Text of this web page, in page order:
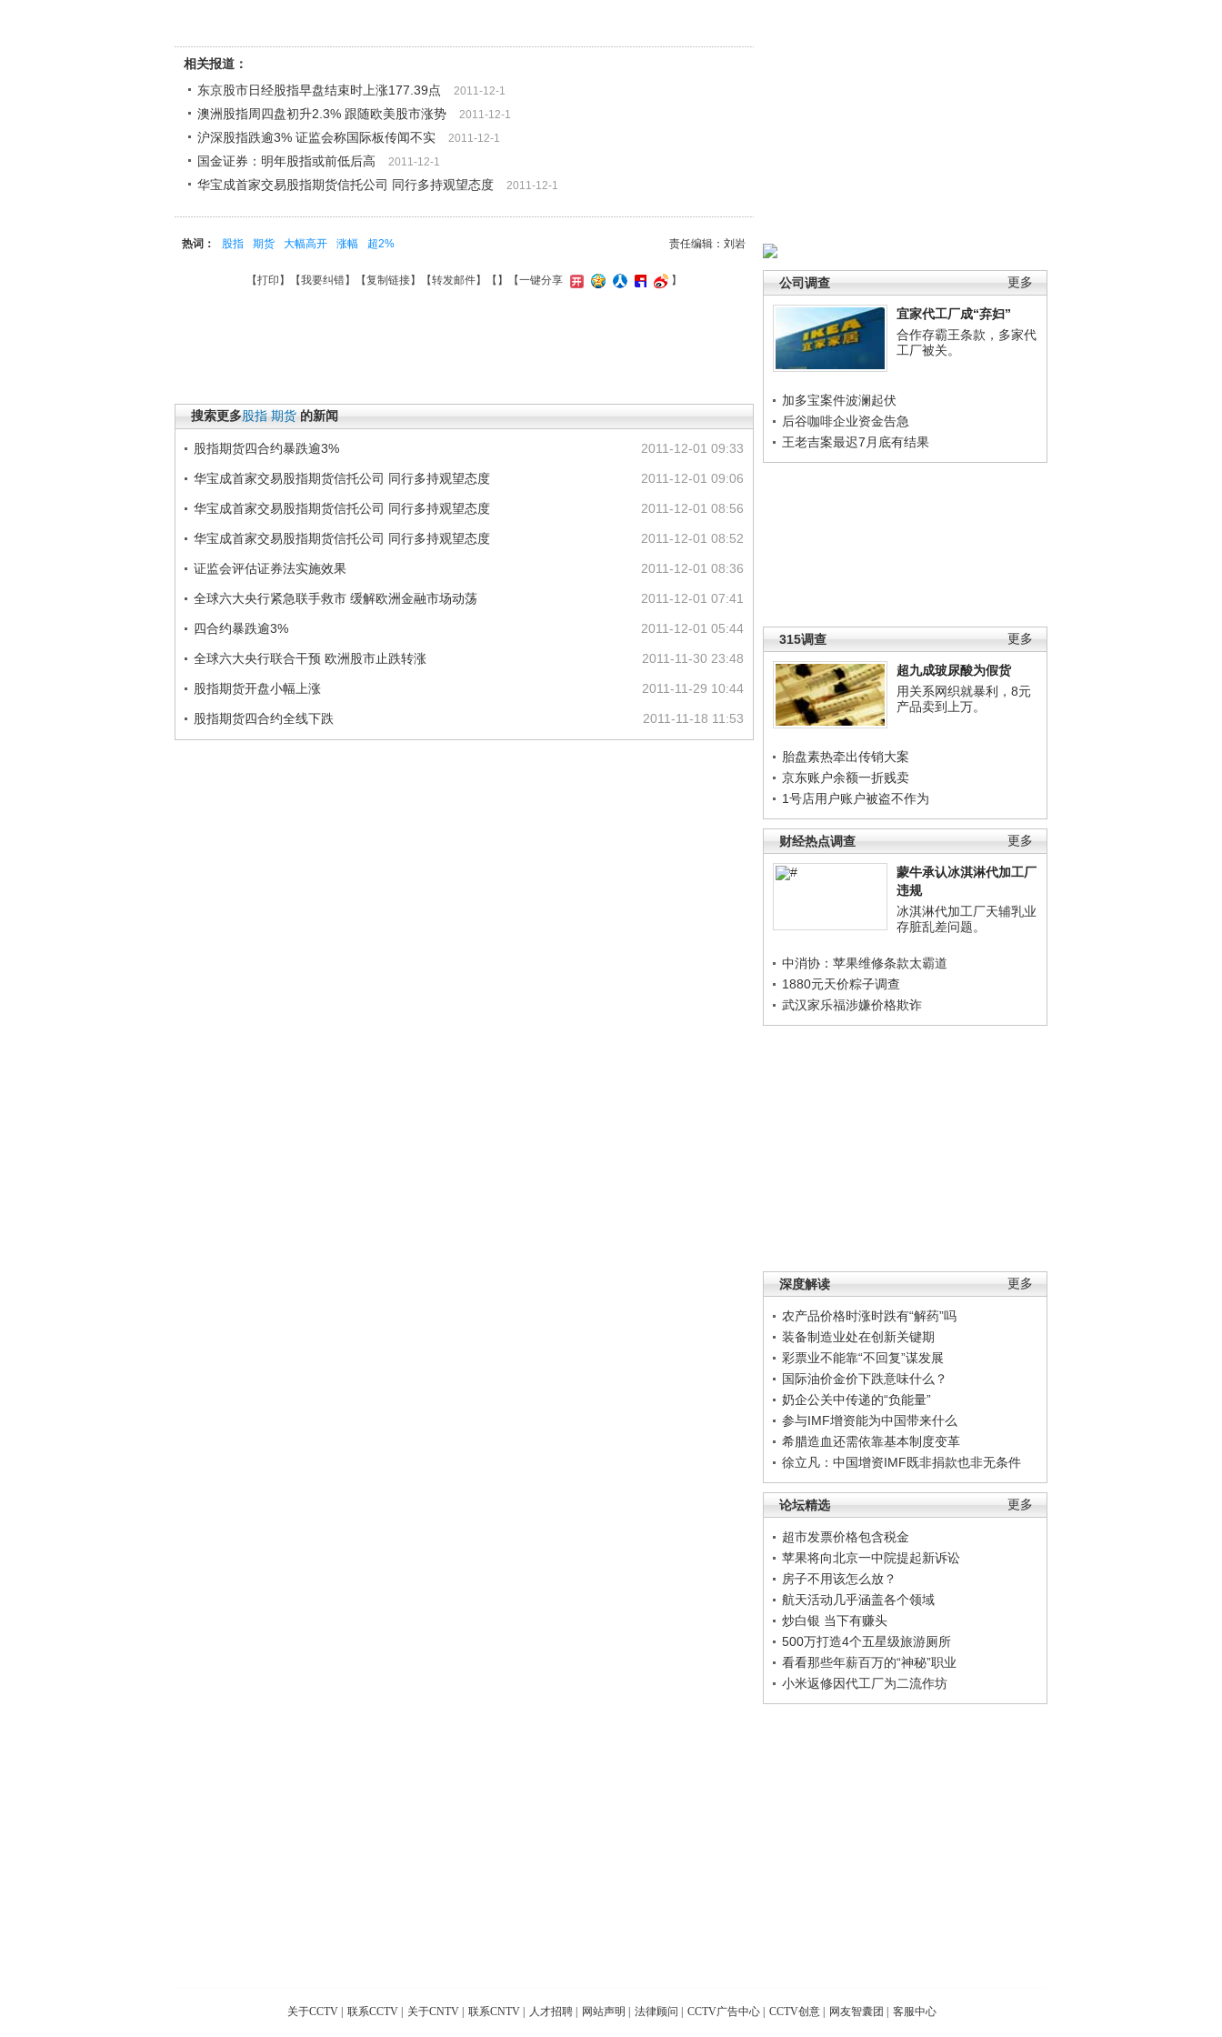
更多
公司调查
宜家代工厂成“弃妇”
合作存霸王条款，多家代
工厂被关。
加多宝案件波澜起伏
后谷咖啡企业资金告急
王老吉案最迟7月底有结果
更多
315调查
超九成玻尿酸为假货
用关系网织就暴利，8元
产品卖到上万。
胎盘素热牵出传销大案
京东账户余额一折贱卖
1号店用户账户被盗不作为
更多
财经热点调查
蒙牛承认冰淇淋代加工厂
违规
冰淇淋代加工厂天辅乳业
存脏乱差问题。
中消协：苹果维修条款太霸道
1880元天价粽子调查
武汉家乐福涉嫌价格欺诈
更多
深度解读
农产品价格时涨时跌有“解药”吗
装备制造业处在创新关键期
彩票业不能靠“不回复”谋发展
国际油价金价下跌意味什么？
奶企公关中传递的“负能量”
参与IMF增资能为中国带来什么
希腊造血还需依靠基本制度变革
徐立凡：中国增资IMF既非捐款也非无条件
更多
论坛精选
超市发票价格包含税金
苹果将向北京一中院提起新诉讼
房子不用该怎么放？
航天活动几乎涵盖各个领域
炒白银 当下有赚头
500万打造4个五星级旅游厕所
看看那些年薪百万的“神秘”职业
小米返修因代工厂为二流作坊
相关报道：
东京股市日经股指早盘结束时上涨177.39点
2011-12-1
澳洲股指周四盘初升2.3% 跟随欧美股市涨势 2011-12-1
沪深股指跌逾3% 证监会称国际板传闻不实 2011-12-1
国金证券：明年股指或前低后高 2011-12-1
华宝成首家交易股指期货信托公司 同行多持观望态度 2011-12-1
责任编辑：刘岩
热词： 股指 期货 大幅高开 涨幅 超2%
【打印 】【我要纠错】【复制链接】【转发邮件】【 】 【一键分享 】
搜索更多股指 期货 的新闻
2011-12-01 09:33
股指期货四合约暴跌逾3%
2011-12-01 09:06
华宝成首家交易股指期货信托公司 同行多持观望态度
2011-12-01 08:56
华宝成首家交易股指期货信托公司 同行多持观望态度
2011-12-01 08:52
华宝成首家交易股指期货信托公司 同行多持观望态度
2011-12-01 08:36
证监会评估证券法实施效果
2011-12-01 07:41
全球六大央行紧急联手救市 缓解欧洲金融市场动荡
2011-12-01 05:44
四合约暴跌逾3%
2011-11-30 23:48
全球六大央行联合干预 欧洲股市止跌转涨
2011-11-29 10:44
股指期货开盘小幅上涨
2011-11-18 11:53
股指期货四合约全线下跌
关于CCTV 联系CCTV 关于CNTV 联系CNTV 人才招聘 网站声明 法律顾问 CCTV广告中心 CCTV创意 网友智囊团 客服中心